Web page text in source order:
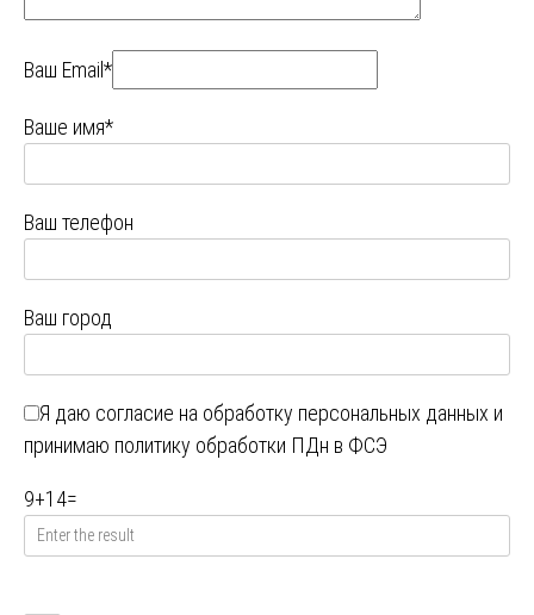
Ваш Email*
Ваше имя*
Ваш телефон
Ваш город
Я даю согласие на обработку персональных данных и
принимаю политику обработки ПДн в ФСЭ
9+14=